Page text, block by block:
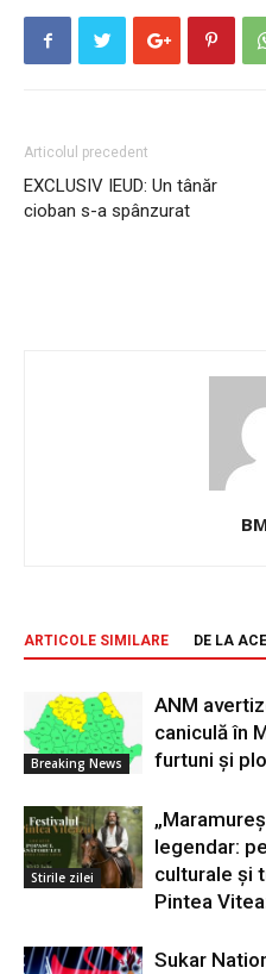
Articolul precedent
EXCLUSIV IEUD: Un tânăr
cioban s-a spânzurat
ARTICOLE SIMILARE DE LA
Breaking News
ANM
caniculă în
furtuni și
Stirile zilei
legendar:
culturale și
Pintea
Sukar